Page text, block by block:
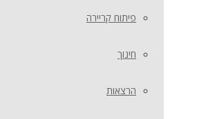
פיתוח קריירה
חינוך
הרצאות